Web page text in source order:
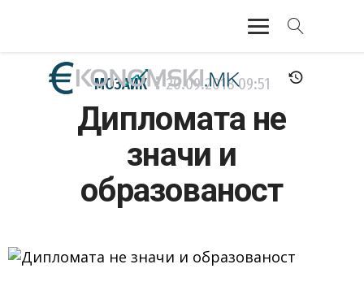
АКТУЕЛНО
ЕКОНОМИЈА
ФИНАНСИИ
БАНКАРСТВО
МОЗАИК 20.09.201809:51
Дипломата не
значи и
образованост